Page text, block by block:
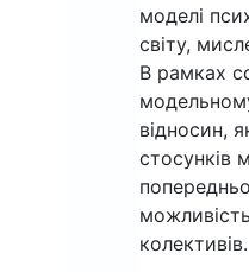
моделі
світу,
В рамках
відносин,
стосунків
колективів.